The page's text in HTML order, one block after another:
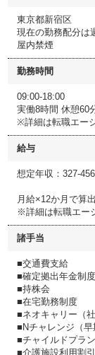
東京都新宿区
現在の勤務配分は
屋内禁煙
勤務時間
09:00-18:00
実働8時間 休憩60
※詳細は転職エー
給与
想定年収：327-
月給×12か月で算
※詳細は転職エー
諸手当
■交通費支給
■確定拠出年金制度
■持株会
■在宅勤務制度
■ネオキャリー（
■Nチャレンジ（早
■チャイルドプラ
■介護施設利用割引